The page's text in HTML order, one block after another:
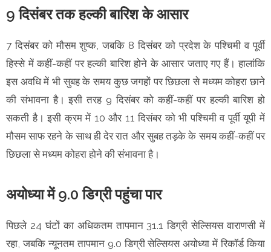
9 दिसंबर तक हल्की बारिश के आसार
7 दिसंबर को मौसम शुष्क, जबकि 8 दिसंबर को प्रदेश के पश्चिमी व पूर्वी
हिस्से में कहीं-कहीं पर हल्की बारिश होने के आसार जताए गए हैं। हालांकि
इस अवधि में भी सुबह के समय कुछ जगहों पर छिछला से मध्यम कोहरा छाने
की संभावना है। इसी तरह 9 दिसंबर को कहीं-कहीं पर हल्की बारिश हो
सकती है। इसी क्रम में 10 और 11 दिसंबर को भी पश्चिमी व पूर्वी यूपी में
मौसम साफ रहने के साथ ही देर रात और सुबह तड़के के समय कहीं-कहीं पर
छिछला से मध्यम कोहरा होने की संभावना है।
अयोध्या में 9.0 डिग्री पहुंचा पार
पिछले 24 घंटों का अधिकतम तापमान 31.1 डिग्री सेल्सियस वाराणसी में
रहा, जबकि न्यूनतम तापमान 9.0 डिग्री सेल्सियस अयोध्या में रिकॉर्ड किया